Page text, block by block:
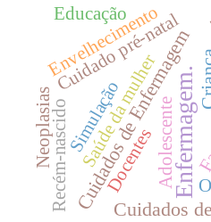
Enfermagem.
Cuidados
Cuidados de Enfermagem
Cuidado pré-natal
Envelhecimento
Saúde da mulherAdolescente
Recém-nascido
Neoplasias Docentes
Educação
Simulação